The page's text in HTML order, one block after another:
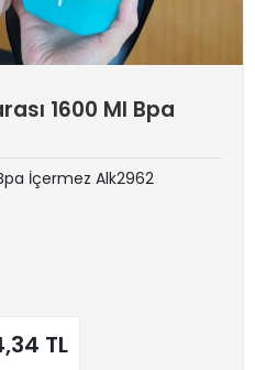
1600 Ml Bpa
İçermez Alk2962
TL